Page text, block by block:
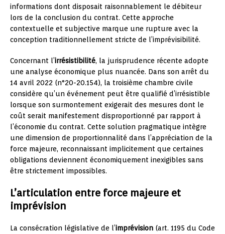
informations dont disposait raisonnablement le débiteur
lors de la conclusion du contrat. Cette approche
contextuelle et subjective marque une rupture avec la
conception traditionnellement stricte de l’imprévisibilité.
Concernant l’irrésistibilité, la jurisprudence récente adopte
une analyse économique plus nuancée. Dans son arrêt du
14 avril 2022 (n°20-20.154), la troisième chambre civile
considère qu’un événement peut être qualifié d’irrésistible
lorsque son surmontement exigerait des mesures dont le
coût serait manifestement disproportionné par rapport à
l’économie du contrat. Cette solution pragmatique intègre
une dimension de proportionnalité dans l’appréciation de la
force majeure, reconnaissant implicitement que certaines
obligations deviennent économiquement inexigibles sans
être strictement impossibles.
L’articulation entre force majeure et
imprévision
La consécration législative de l’imprévision (art. 1195 du Code